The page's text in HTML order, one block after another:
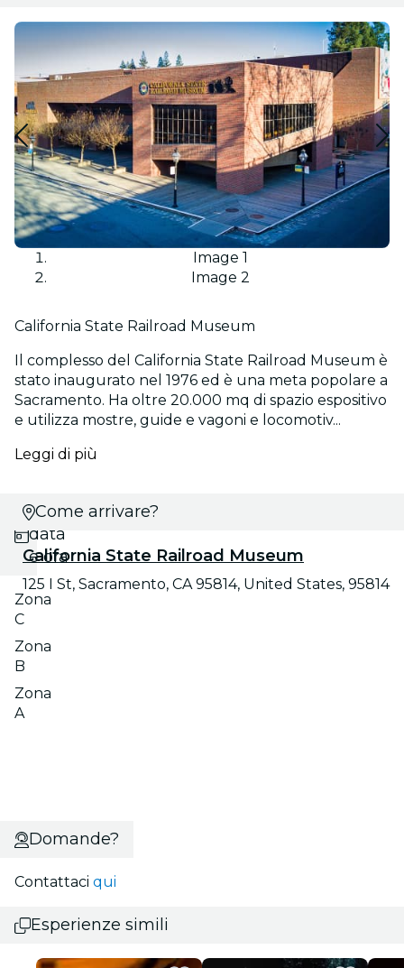
Image 1
Image 2
California State Railroad Museum
Il complesso del California State Railroad Museum è
stato inaugurato nel 1976 ed è una meta popolare a
Sacramento. Ha oltre 20.000 mq di spazio espositivo
e utilizza mostre, guide e vagoni e locomotiv...
Leggi di più
Scegli
data
e ora
Zona
C
Zona
B
Zona
A
Come arrivare?
California State Railroad Museum
125 I St, Sacramento, CA 95814, United States, 95814
Domande?
Contattaci qui
Esperienze simili